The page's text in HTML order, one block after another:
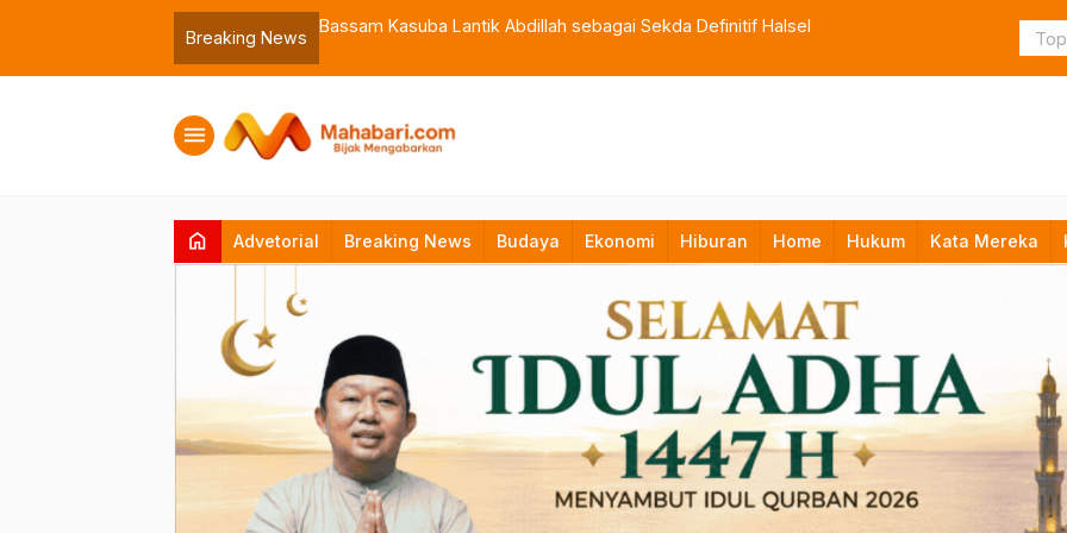
Breaking News
Bassam Kasuba Lantik Abdillah sebagai Sekda Definitif Halsel TNI
menu
home Advetorial Breaking News Budaya Ekonomi Hiburan Home Hukum Kata Mereka